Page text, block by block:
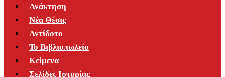
Ανάκτηση
Νέα Θέσις
Αντίδοτο
Το Βιβλιοπωλείο
Κείμενα
Σελίδες Ιστορίας